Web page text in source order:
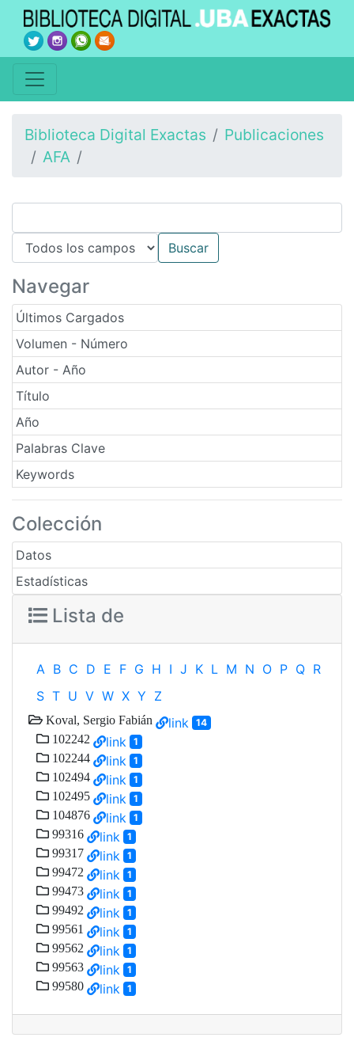
Biblioteca Digital Exactas
Publicaciones
AFA
Navegar
Últimos Cargados
Volumen - Número
Autor - Año
Título
Año
Palabras Clave
Keywords
Colección
Datos
Estadísticas
Lista de
A B C D E F G H I J K L M N O P Q R
S T U V W X Y Z
Koval, Sergio Fabián link 14
102242 link 1
102244 link 1
102494 link 1
102495 link 1
104876 link 1
99316 link 1
99317 link 1
99472 link 1
99473 link 1
99492 link 1
99561 link 1
99562 link 1
99563 link 1
99580 link 1